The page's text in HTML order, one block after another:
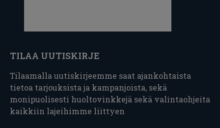
TILAA UUTISKIRJE
Tilaamalla uutiskirjeemme saat ajankohtaista
tietoa tarjouksista ja kampanjoista, sekä
monipuolisesti huoltovinkkejä sekä valintaohjeita
kaikkiin lajeihimme liittyen